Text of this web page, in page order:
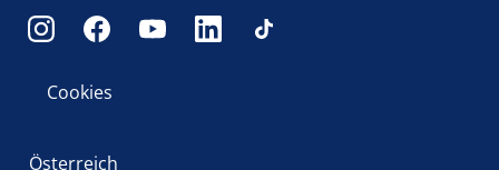
Cookies
Österreich